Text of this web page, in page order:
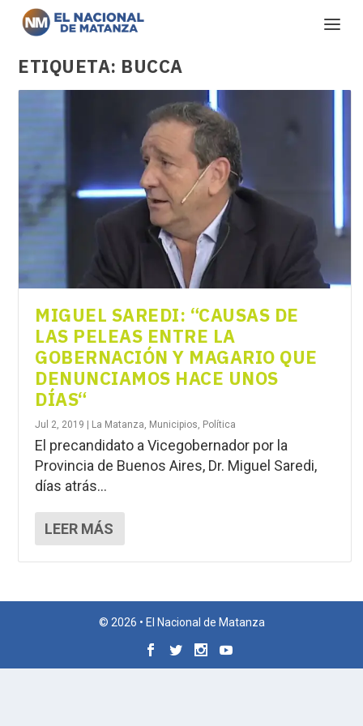
ETIQUETA: BUCCA
MIGUEL SAREDI: “CAUSAS DE
LAS PELEAS ENTRE LA
GOBERNACIÓN Y MAGARIO QUE
DENUNCIAMOS HACE UNOS
DÍAS“
Jul 2, 2019 La Matanza, Municipios, Política
El precandidato a Vicegobernador por la
Provincia de Buenos Aires, Dr. Miguel Saredi,
días atrás...
LEER MÁS
© 2026 • El Nacional de Matanza